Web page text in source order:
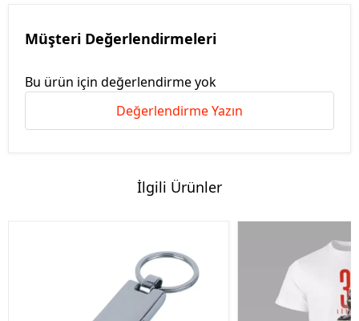
Müşteri Değerlendirmeleri
Bu ürün için değerlendirme yok
Değerlendirme Yazın
İlgili Ürünler